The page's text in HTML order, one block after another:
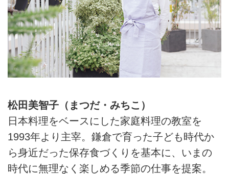
松田美智子（まつだ・みちこ）
日本料理をベースにした家庭料理の教室を
1993年より主宰。鎌倉で育った子ども時代か
ら身近だった保存食づくりを基本に、いまの
時代に無理なく楽しめる季節の仕事を提案。